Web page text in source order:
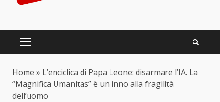
PRIMARY
Home » L’enciclica di Papa Leone: disarmare l’IA. La
“Magnifica Umanitas” è un inno alla fragilità
dell’uomo